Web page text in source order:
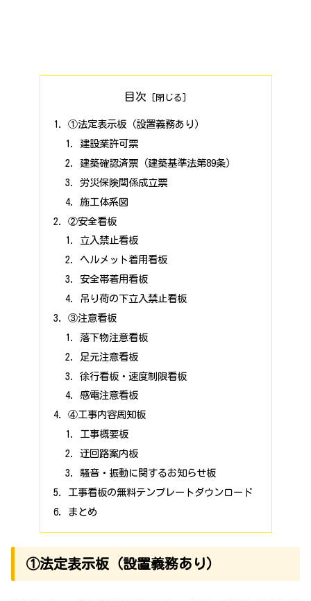
目次
①法定表示板（設置義務あり）
建設業許可票
建築確認済票（建築基準法第89条）
労災保険関係成立票
施工体系図
②安全看板
立入禁止看板
ヘルメット着用看板
安全帯着用看板
吊り荷の下立入禁止看板
③注意看板
落下物注意看板
足元注意看板
徐行看板・速度制限看板
感電注意看板
④工事内容周知板
工事概要板
迂回路案内板
騒音・振動に関するお知らせ板
工事看板の無料テンプレートダウンロード
まとめ
①法定表示板（設置義務あり）